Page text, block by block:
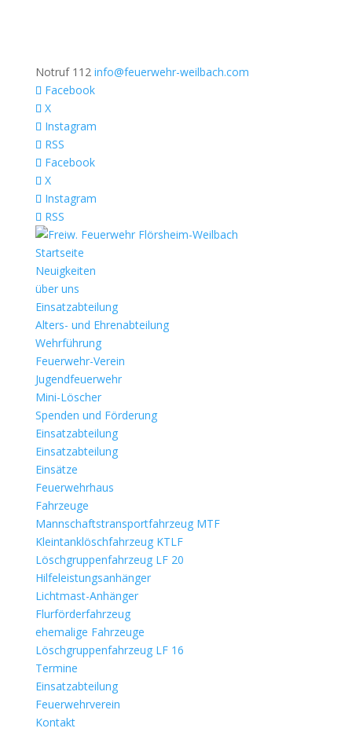
Notruf 112 info@feuerwehr-weilbach.com
Facebook
X
Instagram
RSS
Facebook
X
Instagram
RSS
Startseite
Neuigkeiten
über uns
Einsatzabteilung
Alters- und Ehrenabteilung
Wehrführung
Feuerwehr-Verein
Jugendfeuerwehr
Mini-Löscher
Spenden und Förderung
Einsatzabteilung
Einsatzabteilung
Einsätze
Feuerwehrhaus
Fahrzeuge
Mannschaftstransportfahrzeug MTF
Kleintanklöschfahrzeug KTLF
Löschgruppenfahrzeug LF 20
Hilfeleistungsanhänger
Lichtmast-Anhänger
Flurförderfahrzeug
ehemalige Fahrzeuge
Löschgruppenfahrzeug LF 16
Termine
Einsatzabteilung
Feuerwehrverein
Kontakt